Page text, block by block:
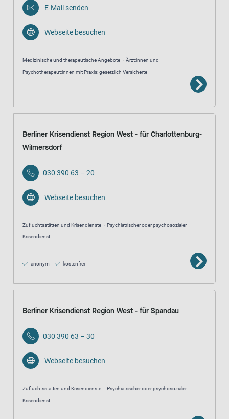
E-Mail senden
Webseite besuchen
Medizinische und therapeutische Angebote
Ärzt:innen und
Psychotherapeut:innen mit Praxis: gesetzlich Versicherte
Berliner Krisendienst Region West - für Charlottenburg-
Wilmersdorf
030 390 63 – 20
Webseite besuchen
Zufluchtsstätten und Krisendienste
Psychiatrischer oder psychosozialer
Krisendienst
anonym kostenfrei
Berliner Krisendienst Region West - für Spandau
030 390 63 – 30
Webseite besuchen
Zufluchtsstätten und Krisendienste
Psychiatrischer oder psychosozialer
Krisendienst